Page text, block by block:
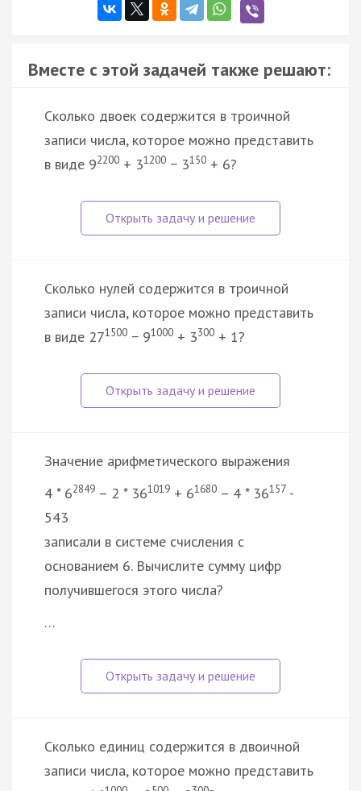
Вместе с этой задачей также решают:
Сколько двоек содержится в троичной
записи числа, которое можно представить
в виде 92200 + 31200 − 3150 + 6?
Сколько нулей содержится в троичной
записи числа, которое можно представить
в виде 271500 − 91000 + 3300 + 1?
Значение арифметического выражения
4 * 62849 – 2 * 361019 + 61680 – 4 * 36157 -
543
записали в системе счисления с
основанием 6. Вычислите сумму цифр
получившегося этого числа?
…
Сколько единиц содержится в двоичной
записи числа, которое можно представить